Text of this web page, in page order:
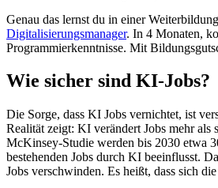
Genau das lernst du in einer
Digitalisierungsmanager. In 4 Monaten,
Programmierkenntnisse. Mit
Wie sicher sind KI-Jobs?
Die Sorge, dass KI Jobs vernichtet, ist
Realität zeigt: KI verändert Jobs mehr als
McKinsey-Studie werden bis 2030 etwa
bestehenden Jobs durch KI beeinflusst.
Jobs verschwinden. Es heißt, dass sich